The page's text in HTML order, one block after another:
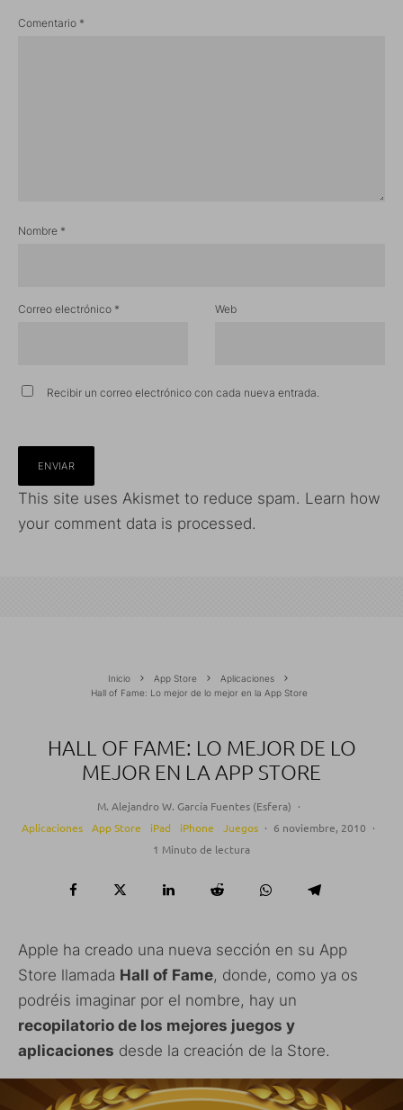
Comentario *
Nombre *
Correo electrónico * Web
Recibir un correo electrónico con cada nueva entrada.
This site uses Akismet to reduce spam. Learn how
your comment data is processed.
Inicio App Store
Aplicaciones
Hall of Fame: Lo mejor de lo mejor en la App Store
HALL OF FAME: LO MEJOR DE LO
MEJOR EN LA APP STORE
M. Alejandro W. García Fuentes (Esfera) ·
Aplicaciones
App Store iPad iPhone Juegos · 6 noviembre, 2010 ·
1 Minuto de lectura
Apple ha creado una nueva sección en su App
Store llamada Hall of Fame, donde, como ya os
podréis imaginar por el nombre, hay un
recopilatorio de los mejores juegos y
aplicaciones desde la creación de la Store.